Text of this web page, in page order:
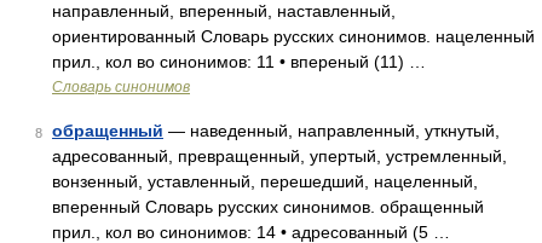
направленный, вперенный, наставленный,
ориентированный Словарь русских синонимов. нацеленный
прил., кол во синонимов: 11 • впереный (11) …
Словарь синонимов
8 обращенный — наведенный, направленный, уткнутый,
адресованный, превращенный, упертый, устремленный,
вонзенный, уставленный, перешедший, нацеленный,
вперенный Словарь русских синонимов. обращенный
прил., кол во синонимов: 14 • адресованный (5 …